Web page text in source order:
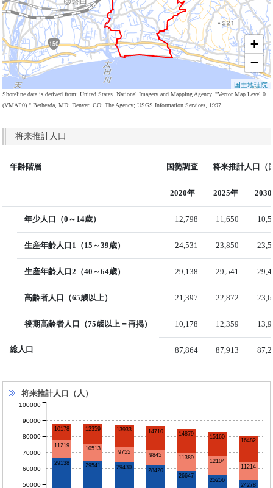
+
−
国土地理院
Shoreline data is derived from: United States. National Imagery and Mapping Agency. "Vector Map Level 0
(VMAP0)." Bethesda, MD: Denver, CO: The Agency; USGS Information Services, 1997.
将来推計人口
年齢階層 国勢調査 将来推計人口（
2020年 2025年
年少人口（0～14歳） 12,798 11,650
生産年齢人口1（15～39歳） 24,531 23,850
生産年齢人口2（40～64歳） 29,138 29,541
高齢者人口（65歳以上） 21,397 22,872
後期高齢者人口（75歳以上＝再掲） 10,178 12,359
総人口 87,864 87,913
将来推計人口（人）
29138 29541 29430
28420
26647
25256
24278
11219
10513
9755 9845 11389
12104
11214
10178 12359 13933 14710 14879
15160
16482
50000
60000
70000
80000
90000
100000